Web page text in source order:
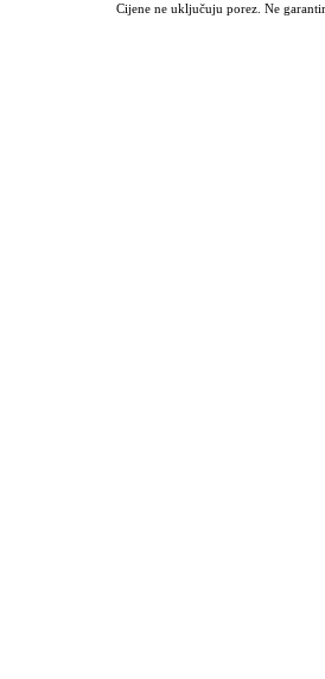
Cijene ne uključuju porez. Ne